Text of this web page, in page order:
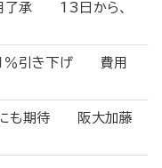
用了承 13日から、
％引き下げ 費用
にも期待 阪大加藤